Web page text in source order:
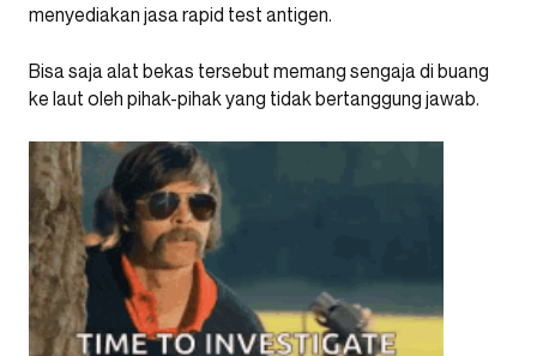
menyediakan jasa rapid test antigen.
Bisa saja alat bekas tersebut memang sengaja di buang
ke laut oleh pihak-pihak yang tidak bertanggung jawab.